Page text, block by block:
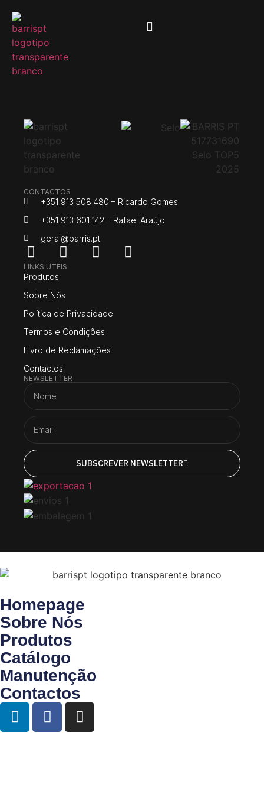
CONTACTOS
+351 913 508 480 – Ricardo Gomes
+351 913 601 142 – Rafael Araújo
geral@barris.pt
LINKS UTEIS
Produtos
Sobre Nós
Política de Privacidade
Termos e Condições
Livro de Reclamações
Contactos
NEWSLETTER
SUBSCREVER NEWSLETTER
Homepage
Sobre Nós
Produtos
Catálogo
Manutenção
Contactos